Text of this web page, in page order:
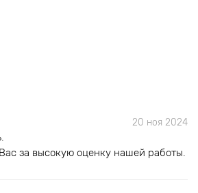
20 ноя 2024
за высокую оценку нашей работы.